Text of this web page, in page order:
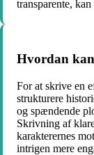
transparente,
Hvordan
For at skrive en
strukturere
og spændende
Skrivning af
karakterernes
intrigen mere